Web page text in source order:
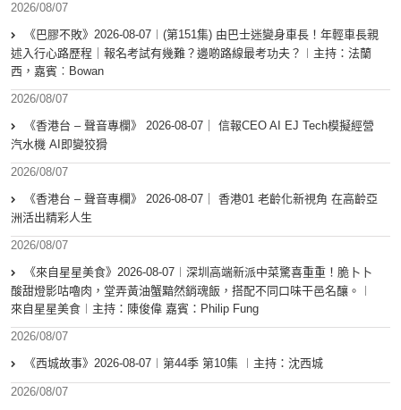
2026/08/07
《巴膠不敗》2026-08-07︱(第151集) 由巴士迷變身車長！年輕車長親
述入行心路歷程｜報名考試有幾難？邊啲路線最考功夫？︱主持：法蘭
西，嘉賓︰Bowan
2026/08/07
《香港台 – 聲音專欄》 2026-08-07｜ 信報CEO AI EJ Tech模擬經營
汽水機 AI即變狡猾
2026/08/07
《香港台 – 聲音專欄》 2026-08-07｜ 香港01 老齡化新視角 在高齡亞
洲活出精彩人生
2026/08/07
《來自星星美食》2026-08-07︱深圳高端新派中菜驚喜重重！脆卜卜
酸甜燈影咕嚕肉，堂弄黃油蟹黯然銷魂飯，搭配不同口味干邑名釀。︱
來自星星美食︱主持：陳俊偉 嘉賓：Philip Fung
2026/08/07
《西城故事》2026-08-07︱第44季 第10集 ︱主持：沈西城
2026/08/07